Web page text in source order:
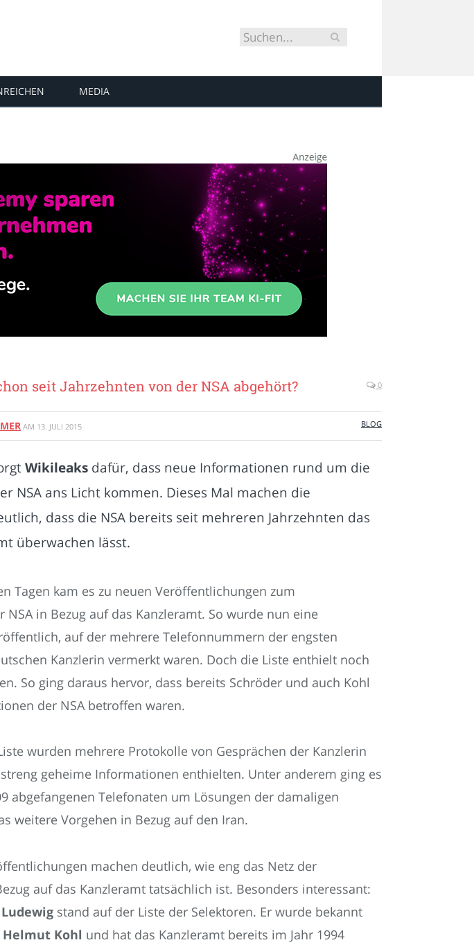
MEDIA
seit Jahrzehnten von der NSA abgehört? 0
AM 13. JULI 2015 BLOG
Wikileaks dafür, dass neue Informationen rund um die
NSA ans Licht kommen. Dieses Mal machen die
dass die NSA bereits seit mehreren Jahrzehnten das
überwachen lässt.
Tagen kam es zu neuen Veröffentlichungen zum
NSA in Bezug auf das Kanzleramt. So wurde nun eine
auf der mehrere Telefonnummern der engsten
Kanzlerin vermerkt waren. Doch die Liste enthielt noch
So ging daraus hervor, dass bereits Schröder und auch Kohl
der NSA betroffen waren.
wurden mehrere Protokolle von Gesprächen der Kanzlerin
geheime Informationen enthielten. Unter anderem ging es
abgefangenen Telefonaten um Lösungen der damaligen
weitere Vorgehen in Bezug auf den Iran.
machen deutlich, wie eng das Netz der
auf das Kanzleramt tatsächlich ist. Besonders interessant:
stand auf der Liste der Selektoren. Er wurde bekannt
Helmut Kohl und hat das Kanzleramt bereits im Jahr 1994